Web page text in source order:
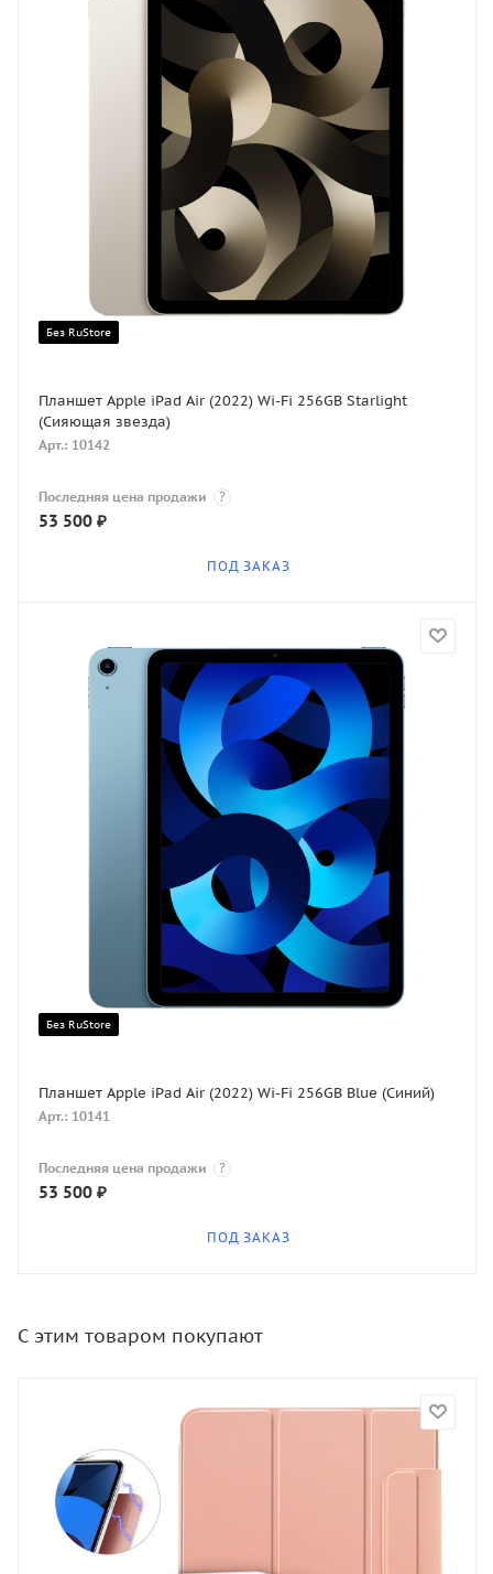
Без RuStore
Планшет Apple iPad Air (2022) Wi-Fi 256GB Starlight
(Сияющая звезда)
Арт.: 10142
Последняя цена продажи ?
53 500 ₽
ПОД ЗАКАЗ
Без RuStore
Планшет Apple iPad Air (2022) Wi-Fi 256GB Blue (Синий)
Арт.: 10141
Последняя цена продажи ?
53 500 ₽
ПОД ЗАКАЗ
С этим товаром покупают